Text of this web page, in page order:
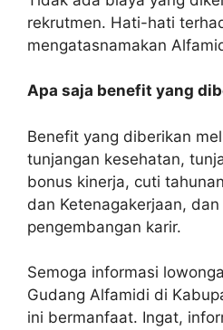
rekrutmen. Hati-hati
mengatasnamakan
Apa saja benefit yang
Benefit yang diberikan
tunjangan kesehatan,
bonus kinerja, cuti
dan Ketenagakerjaan,
pengembangan karir.
Semoga informasi
Gudang Alfamidi di
ini bermanfaat. Ingat,